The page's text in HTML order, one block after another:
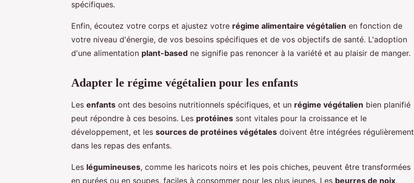
spécifiques.
Enfin, écoutez votre corps et ajustez votre régime alimentaire végétalien en fonction de
votre niveau d'énergie, de vos besoins spécifiques et de vos objectifs de santé. L'adoption
d'une alimentation plant-based ne signifie pas renoncer à la variété et au plaisir de manger.
Adapter le régime végétalien pour les enfants
Les enfants ont des besoins nutritionnels spécifiques, et un régime végétalien bien planifié
peut répondre à ces besoins. Les protéines sont vitales pour la croissance et le
développement, et les sources de protéines végétales doivent être intégrées régulièrement
dans les repas des enfants.
Les légumineuses, comme les haricots noirs et les pois chiches, peuvent être transformées
en purées ou en soupes, faciles à consommer pour les plus jeunes. Les beurres de noix,